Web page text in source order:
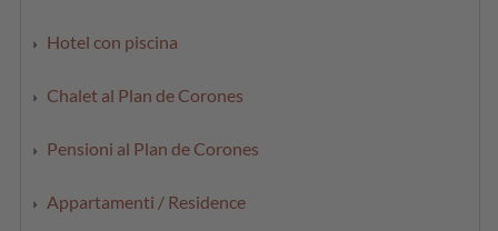
Hotel con piscina
Chalet al Plan de Corones
Pensioni al Plan de Corones
Appartamenti / Residence